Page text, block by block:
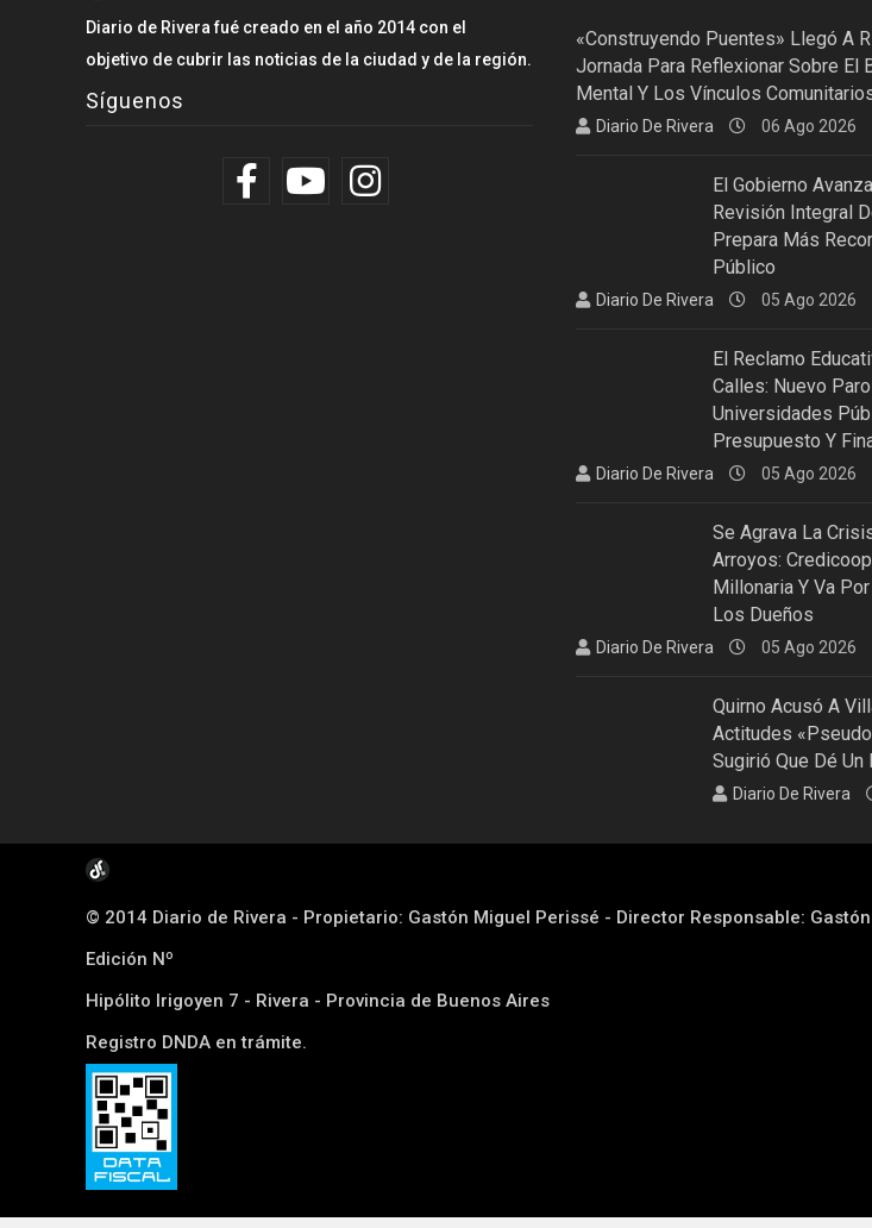
Diario de Rivera fué creado en el año 2014 con el
objetivo de cubrir las noticias de la ciudad y de la región.
Síguenos
«Construyendo Puentes» Llegó A
Jornada Para Reflexionar Sobre El
Mental Y Los Vínculos
Diario De Rivera 06 Ago 2026
El Gobierno
Revisión Integral
Prepara Más
Público
Diario De Rivera 05 Ago 2026
El Reclamo
Calles: Nuevo
Universidades
Presupuesto Y
Diario De Rivera 05 Ago 2026
Se Agrava La
Arroyos:
Millonaria Y Va
Los Dueños
Diario De Rivera 05 Ago 2026
Quirno Acusó A
Actitudes
Sugirió Que Dé
Diario De Rivera
© 2014 Diario de Rivera - Propietario: Gastón Miguel Perissé - Director Responsable:
Edición Nº
Hipólito Irigoyen 7 - Rivera - Provincia de Buenos Aires
Registro DNDA en trámite.